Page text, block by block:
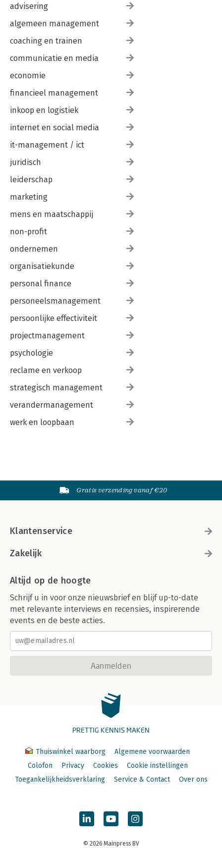
advisering
algemeen management
coaching en trainen
communicatie en media
economie
financieel management
inkoop en logistiek
internet en social media
it-management / ict
juridisch
leiderschap
marketing
mens en maatschappij
non-profit
ondernemen
organisatiekunde
personal finance
personeelsmanagement
persoonlijke effectiviteit
projectmanagement
psychologie
reclame en verkoop
strategisch management
verandermanagement
werk en loopbaan
Gratis verzending vanaf €20
Klantenservice
Zakelijk
Altijd op de hoogte
Schrijf u in voor onze nieuwsbrief en blijf up-to-date
met relevante interviews en recensies, inspirerende
events en de beste acties.
Aanmelden
PRETTIG KENNIS MAKEN
Thuiswinkel waarborg
Algemene voorwaarden
Colofon
Privacy Cookies
Cookie instellingen
Toegankelijkheidsverklaring
Service & Contact Over ons
© 2026 Mainpress BV